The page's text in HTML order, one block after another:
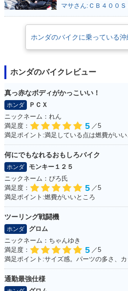
2006年 TODAY・カ
2004年 TODAY・カ
ラーチェンジ
ホンダのバイクに乗っている
ホンダのバイクレビュー
真っ赤なボディがかっこいい！
ホンダ
ＰＣＸ
ニックネーム：れん
満足度：
5 ／5
何にでもなれるおもしろバイク
ホンダ
モンキー１２５
ニックネーム：ぴろ氏
満足度：
5 ／5
満足ポイント:燃費がいいところ
ツーリング戦闘機
ホンダ
グロム
ニックネーム：ちゃんゆき
満足度：
5 ／5
満足ポイント:サイズ感。パーツの多さ、カ
通勤最強仕様